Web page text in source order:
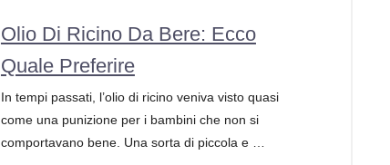
Olio Di Ricino Da Bere: Ecco
Quale Preferire
In tempi passati, l’olio di ricino veniva visto quasi
come una punizione per i bambini che non si
comportavano bene. Una sorta di piccola e …